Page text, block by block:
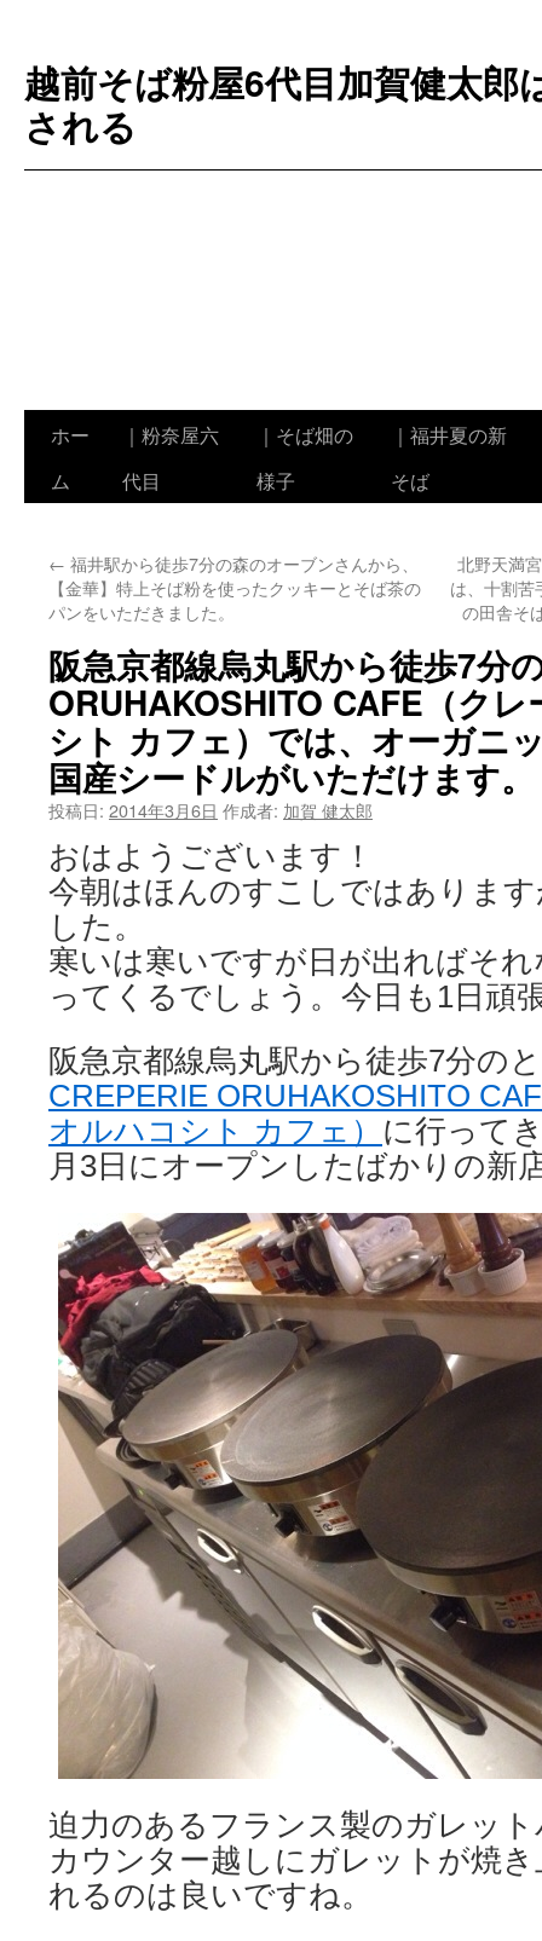
越前そば粉屋6代目加賀健太郎
される
ン
ツ
ス
ッ
ホー
ム
｜粉奈屋六
代目
｜そば畑の
様子
｜福井夏の新
そば
← 福井駅から徒歩7分の森のオーブンさんから、
【金華】特上そば粉を使ったクッキーとそば茶の
パンをいただきました。
北野天満
は、十割苦
の田舎そ
阪急京都線烏丸駅から徒歩7分
ORUHAKOSHITO CAFE（ク
シト カフェ）では、オーガニ
国産シードルがいただけます。
投稿日: 2014年3月6日 作成者: 加賀 健太郎
おはようございます！
今朝はほんのすこしではありま
した。
寒いは寒いですが日が出ればそ
ってくるでしょう。今日も1日頑
阪急京都線烏丸駅から徒歩7分の
CREPERIE ORUHAKOSHITO
オルハコシト カフェ） に行って
月3日にオープンしたばかりの新
迫力のあるフランス製のガレッ
カウンター越しにガレットが焼
れるのは良いですね。